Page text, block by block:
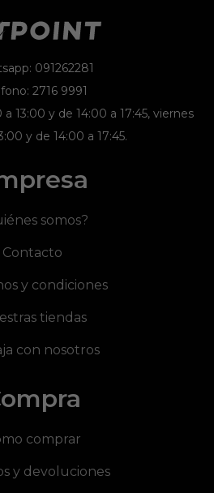
091262281
2716 9991
13:00 y de 14:00 a 17:45, viernes
y de 14:00 a 17:45.
somos?
Contacto
y condiciones
tiendas
con nosotros
comprar
y devoluciones